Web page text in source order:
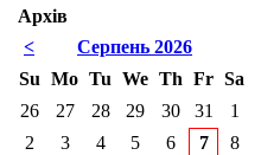
Архів
<
Серпень 2026
Su Mo Tu We Th Fr Sa
26
27 28 29 30 31
1
2
3 4 5 6 7
8